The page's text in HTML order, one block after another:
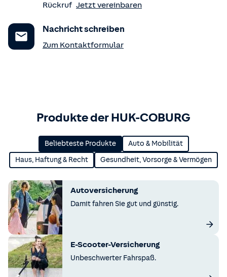
Rückruf Jetzt vereinbaren
Nachricht schreiben
Zum Kontaktformular
Produkte der HUK-COBURG
Beliebteste Produkte Auto & Mobilität
Haus, Haftung & Recht Gesundheit, Vorsorge & Vermögen
Autoversicherung
Damit fahren Sie gut und günstig.
E-Scooter-Versicherung
Unbeschwerter Fahrspaß.